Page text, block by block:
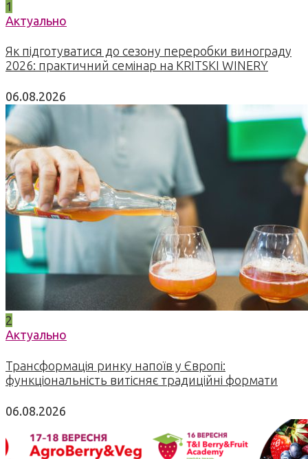
1
Актуально
Як підготуватися до сезону переробки винограду
2026: практичний семінар на KRITSKI WINERY
06.08.2026
2
Актуально
Трансформація ринку напоїв у Європі:
функціональність витісняє традиційні формати
06.08.2026